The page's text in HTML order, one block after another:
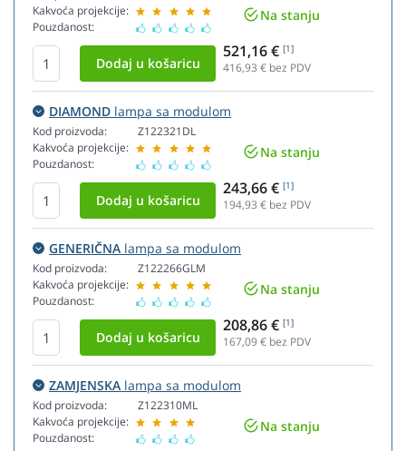
Kakvoća projekcije:
Pouzdanost:
Na stanju
521,16 € [1]
416,93 € bez PDV
DIAMOND lampa sa modulom
Kod proizvoda:
Kakvoća projekcije:
Pouzdanost:
Z122321DL
Na stanju
243,66 € [1]
194,93 € bez PDV
GENERIČNA lampa sa modulom
Kod proizvoda:
Kakvoća projekcije:
Pouzdanost:
Z122266GLM
Na stanju
208,86 € [1]
167,09€ bez PDV
ZAMJENSKA lampa sa modulom
Kod proizvoda:
Kakvoća projekcije:
Pouzdanost:
Z122310ML
Na stanju